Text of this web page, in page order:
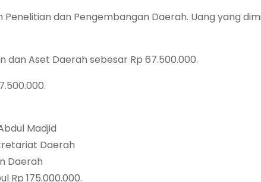
Penelitian dan Pengembangan Daerah. Uang yang
dan Aset Daerah sebesar Rp 67.500.000.
Madjid
Daerah
Daerah
Rp 175.000.000.